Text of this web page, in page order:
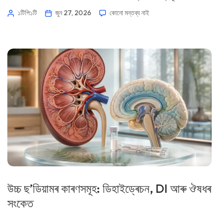
পেশী, হাড়, শ্বাস-প্ৰশ্বাস আৰু হৃদস্পন্দনৰ ছন্দত প্ৰভাৱ পেলাব পাৰে। 📖 ~11 মিনিট
📅 ২৭ জুন, ২০২৬ 📝 প্ৰকাশিত: ২৭ জুন, […]
১টিপি১টি জুন 27, 2026 কোনো মন্তব্য নাই
উচ্চ ছ’ডিয়ামৰ কাৰণসমূহ: ডিহাইড্ৰেচন, DI আৰু ঔষধৰ
সংকেত